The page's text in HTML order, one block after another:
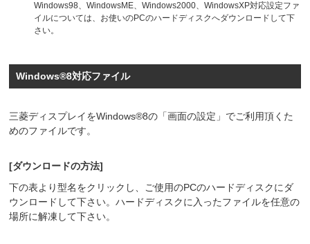
Windows98、WindowsME、Windows2000、WindowsXP対応設定ファ
イルについては、お使いのPCのハードディスクへダウンロードして下
さい。
Windows®8対応ファイル
三菱ディスプレイをWindows®8の「画面の設定」でご利用頂くた
めのファイルです。
[ダウンロードの方法]
下の表より型名をクリックし、ご使用のPCのハードディスクにダ
ウンロードして下さい。ハードディスクに入ったファイルを任意の
場所に解凍して下さい。